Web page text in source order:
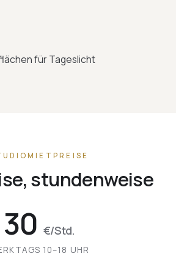
für Tageslicht
stundenweise
30€/Std.
10–18 UHR